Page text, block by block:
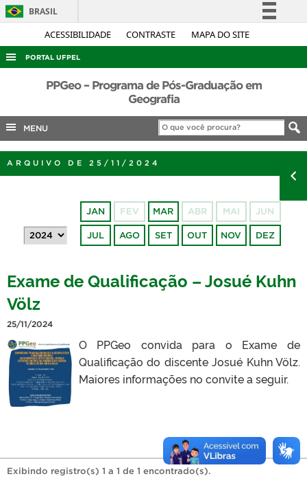
ACESSIBILIDADE CONTRASTE MAPA DO SITE
BRASIL
Simplifique!
Acesso à informação
Legislação
Canais
PORTAL UFPEL
ACESSO À INFORMAÇÃO
COBALTO
CONCURSOS
PORTARIAS
PPGeo – Programa de Pós-Graduação em
Geografia
MENU
ARQUIVO DE 25/11/2024
JAN FEV MAR ABR MAI JUN
JUL AGO SET OUT NOV DEZ
Exame de Qualificação – Josué Kuhn
Völz
25/11/2024
O PPGeo convida para o Exame de
Qualificação do discente Josué Kuhn Völz.
Maiores informações no convite a seguir.
Exibindo registro(s) 1 a 1 de 1 encontrado(s).